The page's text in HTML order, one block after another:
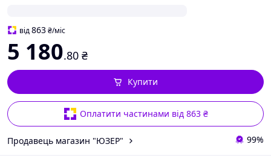
від863₴/міс
5 180.80 ₴
Оплатити частинами від 863 ₴
Купити
Продавець магазин "ЮЗЕР" 99%